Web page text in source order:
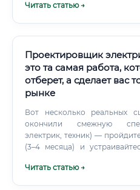
и инфраструктурных
Читать статью →
Проектировщик
это та самая работа,
отберет, а сделает вас
рынке
Вот несколько реальных сценариев:
окончили смежную
электрик, техник) —
(3–4 месяца) и
пройдите базовые курсы,
Читать статью →